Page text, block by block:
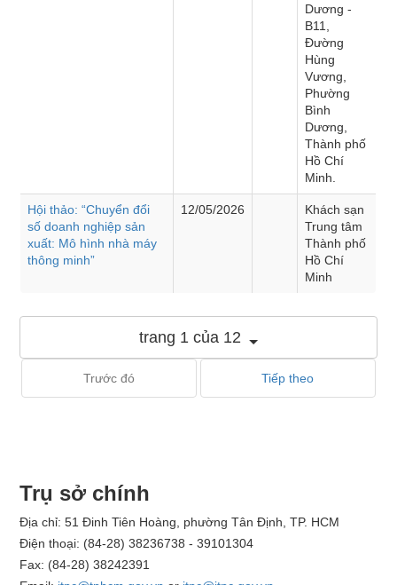
Dương -
B11,
Đường
Hùng
Vương,
Phường
Bình
Dương,
Thành phố
Hồ Chí
Minh.
Hội thảo: “Chuyển đổi
số doanh nghiệp sản
xuất: Mô hình nhà máy
thông minh”
12/05/2026
Khách sạn
Trung tâm
Thành phố
Hồ Chí
Minh
trang 1 của 12
Trước đó Tiếp theo
Trụ sở chính
Địa chỉ: 51 Đinh Tiên Hoàng, phường Tân Định, TP. HCM
Điện thoại: (84-28) 38236738 - 39101304
Fax: (84-28) 38242391